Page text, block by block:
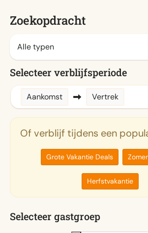
Zoekopdracht
Selecteer verblijfsperiode
Aankomst Vertrek
Of verblijf tijdens een
Grote Vakantie Deals
Herfstvakantie
Selecteer gastgroep